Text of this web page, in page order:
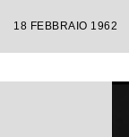
18 FEBBRAIO 1962